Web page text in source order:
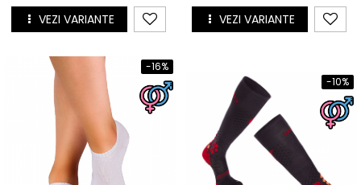
VEZI VARIANTE VEZI VARIANTE
-16%
-10%